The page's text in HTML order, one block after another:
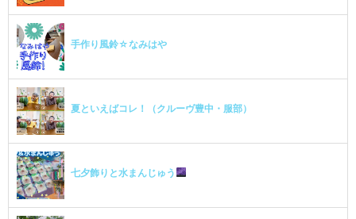
手作り風鈴☆なみはや
夏といえばコレ！（クルーヴ豊中・服部）
七夕飾りと水まんじゅう